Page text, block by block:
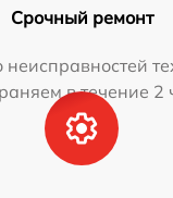
Срочный ремонт
неисправностей
в течение 2